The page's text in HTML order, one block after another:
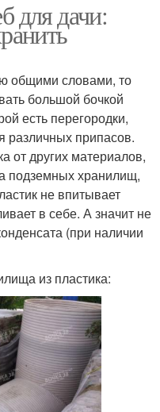
для дачи:
общими словами, то
большой бочкой
есть перегородки,
различных припасов.
от других материалов,
подземных хранилищ,
не впитывает
в себе. А значит не
(при наличии
из пластика: